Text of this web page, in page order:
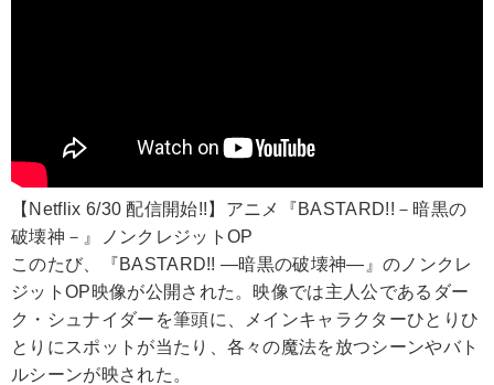
【Netflix 6/30 配信開始!!】アニメ『BASTARD!!－暗黒の
破壊神－』ノンクレジットOP
このたび、『BASTARD!! ―暗黒の破壊神―』のノンクレ
ジットOP映像が公開された。映像では主人公であるダー
ク・シュナイダーを筆頭に、メインキャラクターひとりひ
とりにスポットが当たり、各々の魔法を放つシーンやバト
ルシーンが映された。